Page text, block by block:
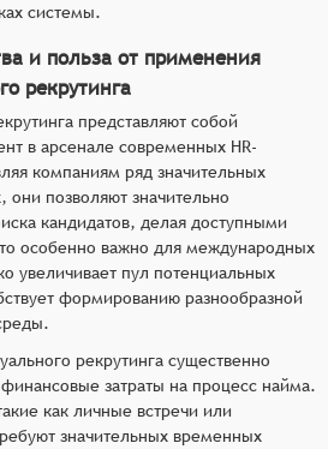
системы.
и польза от применения
рекрутинга
представляют собой
в арсенале современных HR-
компаниям ряд значительных
позволяют значительно
кандидатов, делая доступными
особенно важно для международных
увеличивает пул потенциальных
формированию разнообразной
рекрутинга существенно
затраты на процесс найма.
как личные встречи или
значительных временных